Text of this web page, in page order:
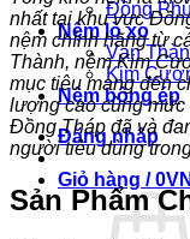
Đồng Phú
Nệm lò xo
Vạn
Kim
Nệm bông ép
Đăng nhập
Giỏ hàng /0
nhất tại khu vực
nệm chính hãng từ
Thành, nệm Kim
mục tiêu mang đến
lượng cao cùng mức
Đồng Tháp đã và
người tiêu dùng
Sản Phẩm